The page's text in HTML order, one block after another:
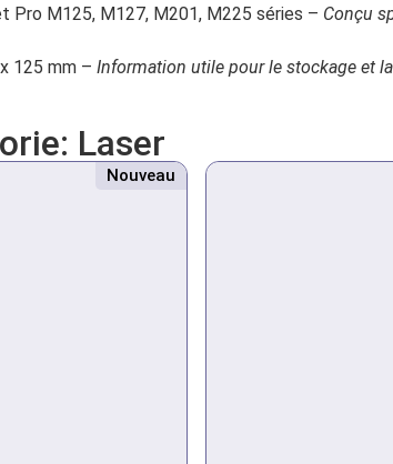
Pro M125, M127, M201, M225 séries – Conçu
125 mm – Information utile pour le stockage et
Laser
Nouveau